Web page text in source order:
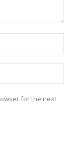
for the next